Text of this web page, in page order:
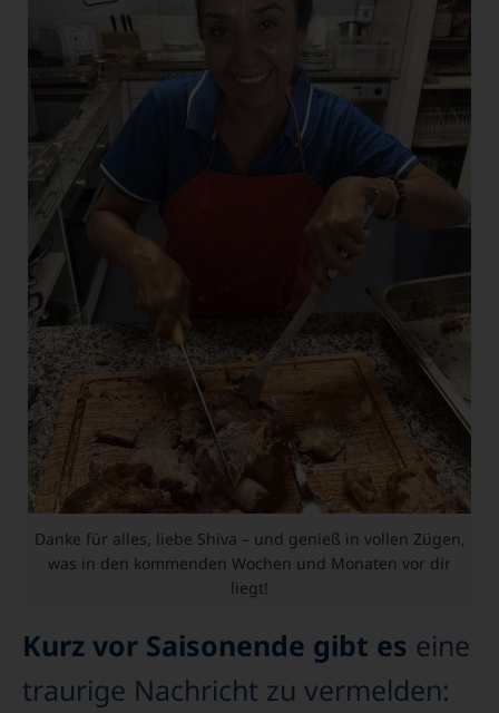
Danke für alles, liebe Shiva – und genieß in vollen Zügen,
was in den kommenden Wochen und Monaten vor dir
liegt!
Kurz vor Saisonende gibt es eine
traurige Nachricht zu vermelden: